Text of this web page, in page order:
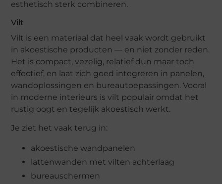
esthetisch sterk combineren.
Vilt
Vilt is een materiaal dat heel vaak wordt gebruikt
in akoestische producten — en niet zonder reden.
Het is compact, vezelig, relatief dun maar toch
effectief, en laat zich goed integreren in panelen,
wandoplossingen en bureautoepassingen. Vooral
in moderne interieurs is vilt populair omdat het
rustig oogt en tegelijk akoestisch werkt.
Je ziet het vaak terug in:
akoestische wandpanelen
lattenwanden met vilten achterlaag
bureauschermen